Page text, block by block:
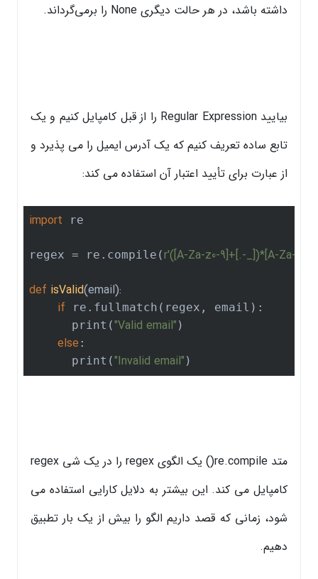
داشته باشد، در هر حالت دیگری None را برمی‌گرداند.
بیایید Regular Expression را از قبل کامپایل کنیم و یک
تابع ساده تعریف کنیم که یک آدرس ایمیل را می پذیرد و
از عبارت برای تأیید اعتبار آن استفاده می کند:
import re
regex = re.compile(r'([A-Za-z0-9]+[.-_])*[A-Za-z0-
def isValid(email):
if re.fullmatch(regex, email):
      print(
"Valid email" )
else :
      print(
"Invalid email" )
متد re.compile() یک الگوی regex را در یک شی regex
کامپایل می کند. این بیشتر به دلایل کارایی استفاده می
شود، زمانی که قصد داریم الگو را بیش از یک بار تطبیق
دهیم.